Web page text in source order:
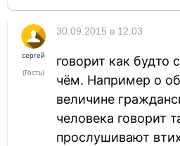
сергей
(Гость)
30.09.2015 в 12:03
говорит как будто
чём. Например о
величине
человека говорит
прослушивают